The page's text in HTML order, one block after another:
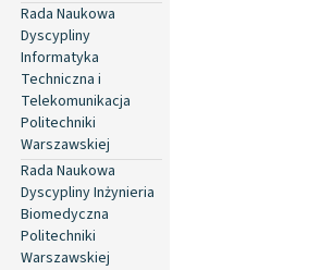
Rada Naukowa
Dyscypliny
Informatyka
Techniczna i
Telekomunikacja
Politechniki
Warszawskiej
Rada Naukowa
Dyscypliny Inżynieria
Biomedyczna
Politechniki
Warszawskiej